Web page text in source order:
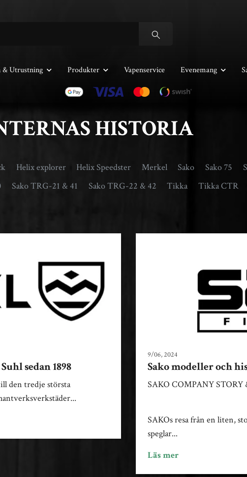
& Utrustning Produkter Vapenservice Evenemang
HISTORIA
Helix explorer Helix Speedster Merkel Sako Sako 75
Sako TRG-21 & 41 Sako TRG-22 & 42 Tikka Tikka CTR
sedan 1898
den tredje största
9/06, 2024
Sako modeller och
SAKO COMPANY
SAKOs resa från en liten,
speglar...
Läs mer